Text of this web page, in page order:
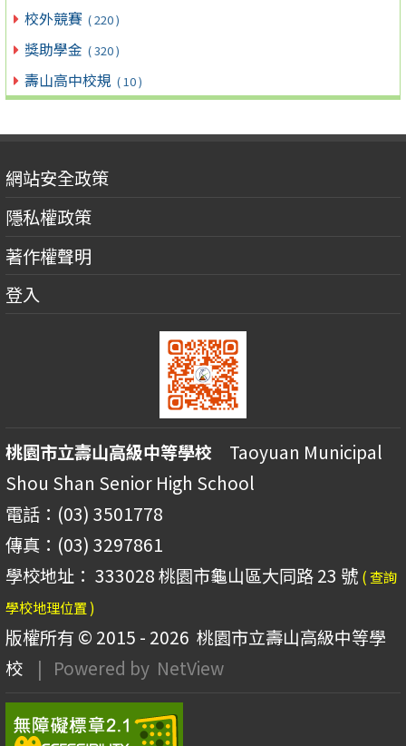
校外競賽 ( 220 )
獎助學金 ( 320 )
壽山高中校規 ( 10 )
網站安全政策
隱私權政策
著作權聲明
登入
桃園市立壽山高級中等學校 Taoyuan Municipal
Shou Shan Senior High School
電話：(03) 3501778
傳真：(03) 3297861
學校地址： 333028 桃園市龜山區大同路 23 號 ( 查詢
學校地理位置 )
版權所有 © 2015 - 2026 桃園市立壽山高級中等學
校
| Powered by NetView